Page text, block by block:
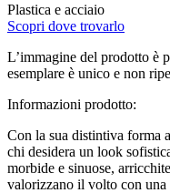
Plastica e acciaio
Scopri dove trovarlo
L’immagine del prodotto è
esemplare è unico e non
Informazioni prodotto:
Con la sua distintiva forma
chi desidera un look
morbide e sinuose,
valorizzano il volto con una